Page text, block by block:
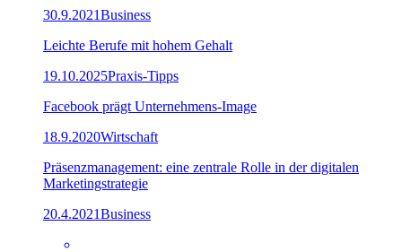
30.9.2021Business
Leichte Berufe mit hohem Gehalt
19.10.2025Praxis-Tipps
Facebook prägt Unternehmens-Image
18.9.2020Wirtschaft
Präsenzmanagement: eine zentrale Rolle in der digitalen
Marketingstrategie
20.4.2021Business